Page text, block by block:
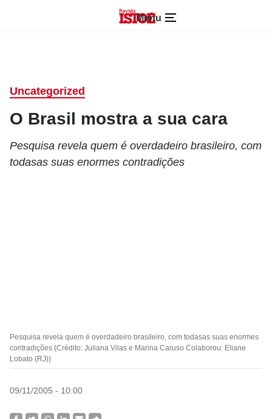
Menu
Uncategorized
O Brasil mostra a sua cara
Pesquisa revela quem é overdadeiro brasileiro, com
todasas suas enormes contradições
Pesquisa revela quem é overdadeiro brasileiro, com todasas suas enormes
contradições (Crédito: Juliana Vilas e Marina Caruso Colaborou: Eliane
Lobato (RJ))
09/11/2005 - 10:00